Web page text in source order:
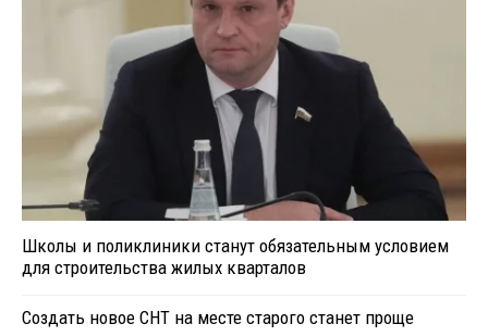
Школы и поликлиники станут обязательным условием
для строительства жилых кварталов
Создать новое СНТ на месте старого станет проще